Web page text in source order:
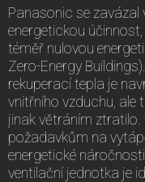
Panasonic se zavázal
energetickou
téměř nulovou
Zero-Energy
rekuperací tepla je
vnitřního vzduchu, ale
jinak větráním
požadavkům na
energetické
ventilační jednotka je